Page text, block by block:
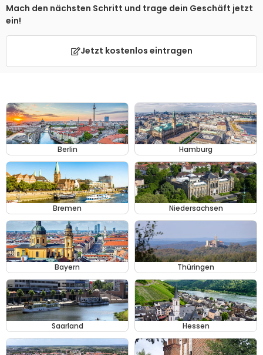
Mach den nächsten Schritt und trage dein Geschäft jetzt
ein!
Jetzt kostenlos eintragen
Berlin Hamburg
Bremen Niedersachsen
Bayern Thüringen
Saarland Hessen